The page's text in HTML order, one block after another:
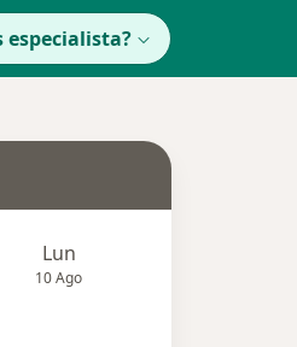
especialista?
Lun
10 Ago